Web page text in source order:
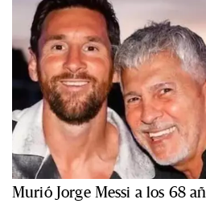
Murió Jorge Messi a los 68